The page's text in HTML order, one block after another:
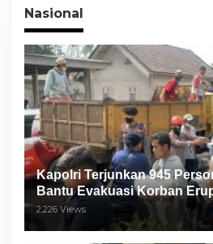
Nasional
Kapolri Terjunkan 945
Bantu Evakuasi Korban
Semeru
2,226 Views